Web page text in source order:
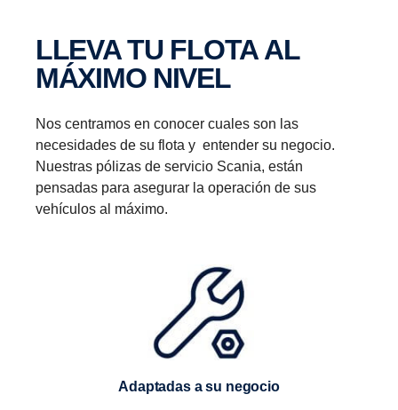
LLEVA TU FLOTA AL
MÁXIMO NIVEL
Nos centramos en conocer cuales son las
necesidades de su flota y entender su negocio.
Nuestras pólizas de servicio Scania, están
pensadas para asegurar la operación de sus
vehículos al máximo.
Adaptadas a su negocio